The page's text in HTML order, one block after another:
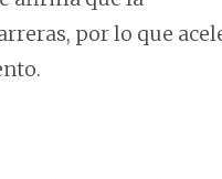
por lo que